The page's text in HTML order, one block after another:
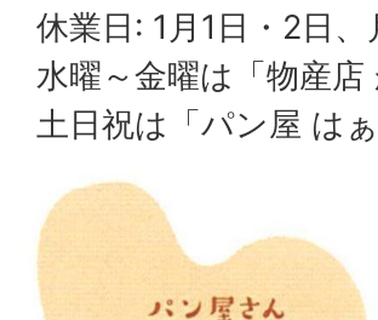
休業日: 1月1日・2日
水曜～金曜は「物産
土日祝は「パン屋 は